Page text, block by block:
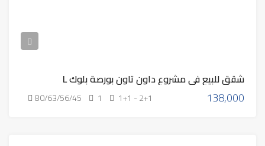
شقق للبيع في مشروع داون تاون بورصة بلوك L
138,000
1+1 - 2+1
1
80/63/56/45